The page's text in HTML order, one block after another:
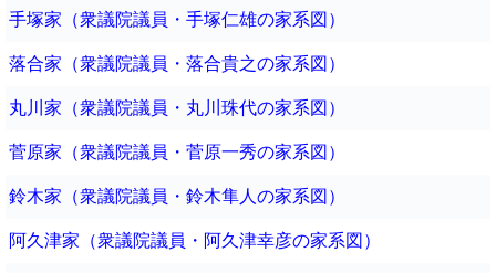
手塚家（衆議院議員・手塚仁雄の家系図）
落合家（衆議院議員・落合貴之の家系図）
丸川家（衆議院議員・丸川珠代の家系図）
菅原家（衆議院議員・菅原一秀の家系図）
鈴木家（衆議院議員・鈴木隼人の家系図）
阿久津家（衆議院議員・阿久津幸彦の家系図）